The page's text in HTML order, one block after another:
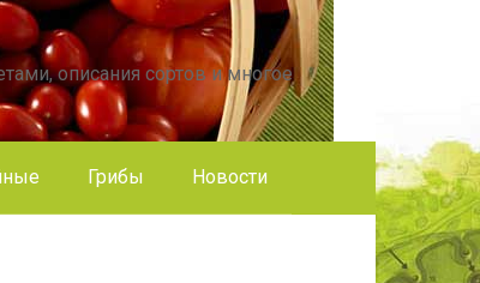
описания сортов и многое
Грибы Новости